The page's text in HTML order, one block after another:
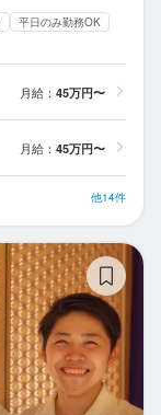
平日のみ勤務OK
月給： 45万円〜
月給： 45万円〜
他14件